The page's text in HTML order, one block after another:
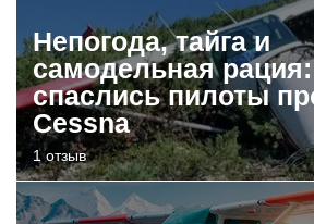
Непогода, тайга и
самодельная рация:
спаслись пилоты
Cessna
1 отзыв